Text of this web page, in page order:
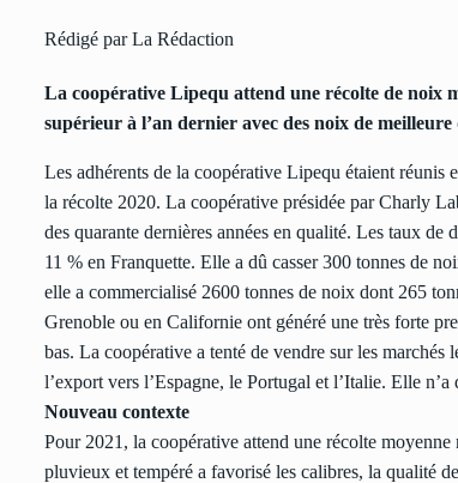
Rédigé par La Rédaction
La coopérative Lipequ attend une récolte de noix
supérieur à l’an dernier avec des noix de
Les adhérents de la coopérative Lipequ étaient réunis
la récolte 2020. La coopérative présidée par Charly
des quarante dernières années en qualité. Les taux
11 % en Franquette. Elle a dû casser 300 tonnes de
elle a commercialisé 2600 tonnes de noix dont 265
Grenoble ou en Californie ont généré une très forte
bas. La coopérative a tenté de vendre sur les marchés
l’export vers l’Espagne, le Portugal et l’Italie. Elle
Nouveau contexte
Pour 2021, la coopérative attend une récolte
pluvieux et tempéré a favorisé les calibres, la qualité